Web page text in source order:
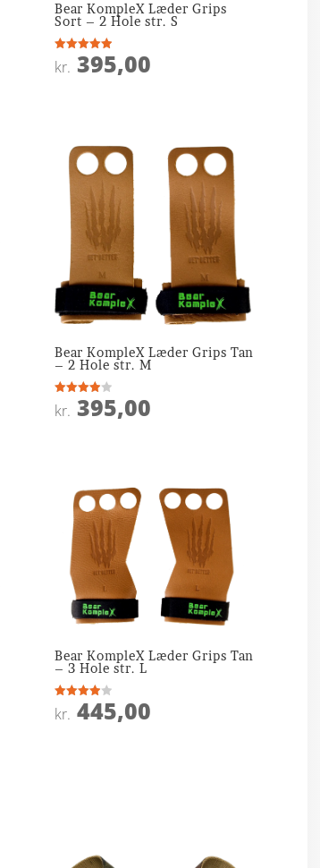
Bear KompleX Læder Grips
Sort – 2 Hole str. S
Vurderet
5
kr. 395,00
Bear KompleX Læder Grips Tan
– 2 Hole str. M
Vurderet
4
kr. 395,00
Bear KompleX Læder Grips Tan
– 3 Hole str. L
Vurderet
4
kr. 445,00